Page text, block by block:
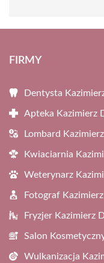
FIRMY
Dentysta
Apteka Kazimierz
Lombard
Kwiaciarnia
Weterynarz
Fotograf
Fryzjer Kazimierz
Salon
Wulkanizacja